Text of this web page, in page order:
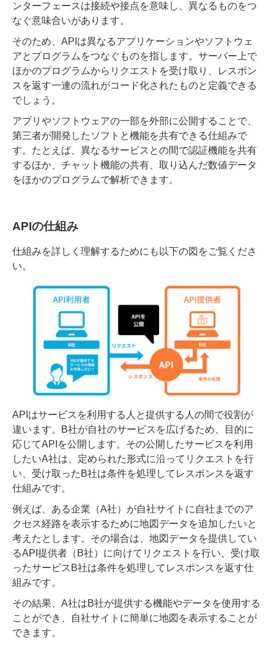
ンターフ ェースは接続や接点を意味し、異なるものをつ
なぐ意味合いがあります。
そのため、APIは異なるアプリケーションやソフトウェ
アとプログラムをつなぐものを指します。サーバー上で
ほかのプログラムからリクエストを受け取り、レスポン
スを返す一連の流れがコード化されたものと定義できる
でしょう。
アプリやソフトウェアの一部を外部に公開することで、
第三者が開発したソフトと機能を共有できる仕組みで
す。たとえば、異なるサービスとの間で認証機能を共有
するほか、チャット機能の共有、取り込んだ数値データ
をほかのプログラムで解析できます。
APIの仕組み
仕組みを詳しく理解するためにも以下の図をご覧くださ
い。
APIはサービスを利用する人と提供する人の間で役割が
違います。B社が自社のサービスを広げるため、目的に
応じてAPIを公開します。その公開したサービスを利用
したいA社は、定められた形式に沿ってリクエストを行
い、受け取ったB社は条件を処理してレスポンスを返す
仕組みです。
例えば、ある企業（A社）が自社サイトに自社までのア
クセス経路を表示するために地図データを追加したいと
考えたとします。その場合は、地図データを提供してい
るAPI提供者（B社）に向けてリクエストを行い、受け取
ったサービスB社は条件を処理してレスポンスを返す仕
組みです。
その結果、A社はB社が提供する機能やデータを使用する
ことができ、自社サイトに簡単に地図を表示することが
できます。